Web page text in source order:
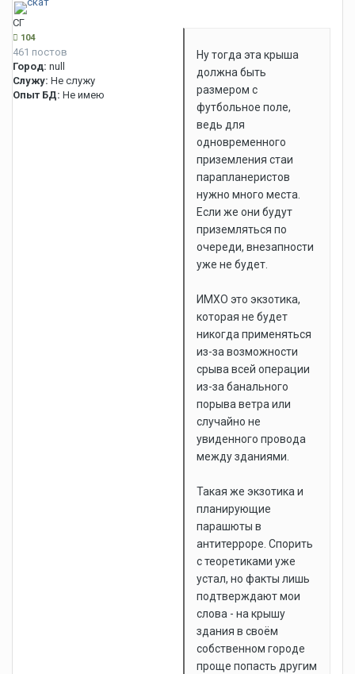
СГ
104
461 постов
Город: null
Служу: Не служу
Опыт БД: Не имею
Ну тогда эта крыша
должна быть
размером с
футбольное поле,
ведь для
одновременного
приземления стаи
парапланеристов
нужно много места.
Если же они будут
приземляться по
очереди, внезапности
уже не будет.
ИМХО это экзотика,
которая не будет
никогда применяться
из-за возможности
срыва всей операции
из-за банального
порыва ветра или
случайно не
увиденного провода
между зданиями.
Такая же экзотика и
планирующие
парашюты в
антитерроре. Спорить
с теоретиками уже
устал, но факты лишь
подтверждают мои
слова - на крышу
здания в своём
собственном городе
проще попасть другим